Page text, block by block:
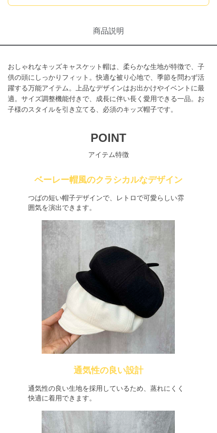
商品説明
おしゃれなキッズキャスケット帽は、柔らかな生地が特徴で、子
供の頭にしっかりフィット。快適な被り心地で、季節を問わず活
躍する万能アイテム。上品なデザインはお出かけやイベントに最
適。サイズ調整機能付きで、成長に伴い長く愛用できる一品。お
子様のスタイルを引き立てる、必須のキッズ帽子です。
POINT
アイテム特徴
ベーレー帽風のクラシカルなデザイン
つばの短い帽子デザインで、レトロで可愛らしい雰
囲気を演出できます。
通気性の良い設計
通気性の良い生地を採用しているため、蒸れにくく
快適に着用できます。